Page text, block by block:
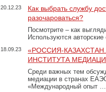
20.12.23
Как выбрать службу
разочароваться?
Посмотрите – как
Используются
18.09.23
«РОССИЯ-
ИНСТИТУТА
Среди важных тем
медиации в странах
«Международный опыт …